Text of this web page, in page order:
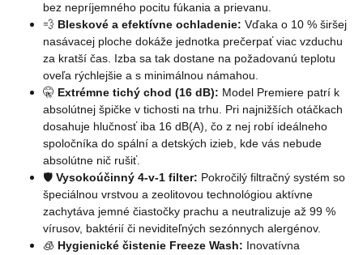
bez nepríjemného pocitu fúkania a prievanu.
💨 Bleskové a efektívne ochladenie: Vďaka o 10 % širšej
nasávacej ploche dokáže jednotka prečerpať viac vzduchu
za kratší čas. Izba sa tak dostane na požadovanú teplotu
oveľa rýchlejšie a s minimálnou námahou.
🤫 Extrémne tichý chod (16 dB): Model Premiere patrí k
absolútnej špičke v tichosti na trhu. Pri najnižších otáčkach
dosahuje hlučnosť iba 16 dB(A), čo z nej robí ideálneho
spoločníka do spální a detských izieb, kde vás nebude
absolútne nič rušiť.
🛡️Vysokoúčinný 4-v-1 filter: Pokročilý filtračný systém so
špeciálnou vrstvou a zeolitovou technológiou aktívne
zachytáva jemné čiastočky prachu a neutralizuje až 99 %
vírusov, baktérií či neviditeľných sezónnych alergénov.
🧊 Hygienické čistenie Freeze Wash: Inovatívna